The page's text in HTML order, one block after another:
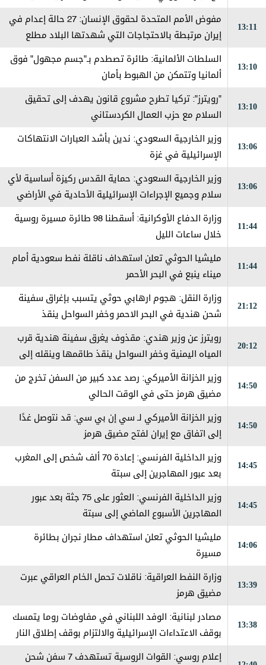
13:11
مفوض الأمم المتحدة لحقوق الإنسان: 27 حالة إعدام في
إيران مرتبطة بالاحتجاجات التي شهدتها البلاد مطلع
13:10
السلطات الألمانية: طائرة تصطدم بـ"جسم مجهول" فوق
ألمانيا وتتمكن من الهبوط بأمان
13:10
"رويترز": تركيا تطرح مشروع قانون يهدف إلى تحقيق
السلام مع حزب العمال الكردستاني
13:06
وزير الخارجية السعودي: ندين بأشد العبارات الانتهاكات
الإسرائيلية في غزة
13:06
وزير الخارجية السعودي: حماية القدس ركيزة أساسية لأي
سلام وجميع الإجراءات الإسرائيلية الأحادية في الأراضي
11:44
وزارة الدفاع الأوكرانية: أسقطنا 98 طائرة مسيرة روسية
خلال ساعات الليل
11:44
مليشيا الحوثي تعلن استهداف ناقلة نفط سعودية أمام
ميناء ينبع في البحر الأحمر
21:12
وزارة النقل: هجوم ارهابي حوثي يتسبب بإغراق سفينة
شحن هندية في البحر الاحمر وخفر السواحل ينقذ
20:12
رويترز عن وزير هندي: مقذوف يغرق سفينة هندية قرب
المياه اليمنية وخفر السواحل ينقذ طاقمها وينقله إلى
14:50
وزير الخزانة الأميركي: رصد عدد كبير من السفن تخرج من
مضيق هرمز حتى في الوقت الحالي
14:50
وزير الخزانة الأميركي لـ سي إن بي سي: قد نتوصل غدًا
إلى اتفاق مع إيران لفتح مضيق هرمز
14:45
وزير الداخلية الفرنسي: إعادة 70 ألف شخص إلى المغرب
بعد عبور المهاجرين إلى سبتة
14:45
وزير الداخلية الفرنسي: العثور على 75 جثة بعد عبور
المهاجرين الأسبوع الماضي إلى سبتة
14:06
مليشيا الحوثي تعلن استهداف مطار نجران بطائرة
مسيرة
13:39
وزارة النفط العراقية: ناقلات تحمل الخام العراقي عبرت
مضيق هرمز
13:38
مصادر لبنانية: الوفد اللبناني في مفاوضات روما يتمسك
بوقف الاعتداءات الإسرائيلية والالتزام بوقف إطلاق النار
إعلام روسي: القوات الروسية تستهدف 7 سفن شحن